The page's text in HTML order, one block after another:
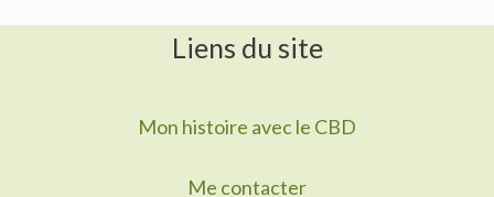
Liens du site
Mon histoire avec le CBD
Me contacter